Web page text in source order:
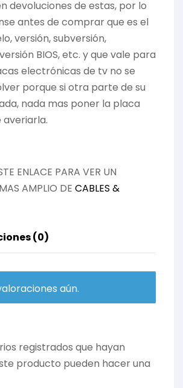
devoluciones de estas, por lo
antes de comprar que es el
versión, subversión,
BIOS, etc. y que vale para
electrónicas de tv no se
porque si otra parte de su
nada mas poner la placa
averiarla.
ENLACE PARA VER UN
AMPLIO DE CABLES &
(0)
aún.
registrados que hayan
producto pueden hacer una